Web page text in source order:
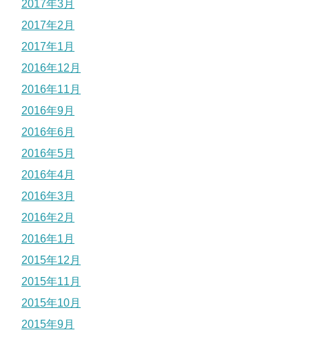
2017年3月
2017年2月
2017年1月
2016年12月
2016年11月
2016年9月
2016年6月
2016年5月
2016年4月
2016年3月
2016年2月
2016年1月
2015年12月
2015年11月
2015年10月
2015年9月